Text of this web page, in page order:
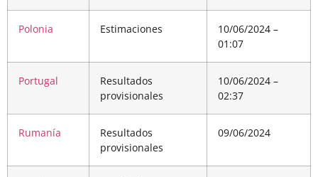
Polonia Estimaciones
10/06/2024 –
01:07
Portugal
Resultados
provisionales
10/06/2024 –
02:37
Rumanía
Resultados
provisionales
09/06/2024